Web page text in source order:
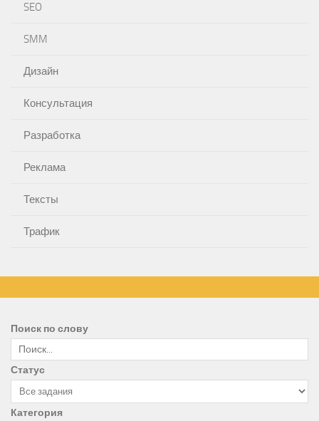
SEO
SMM
Дизайн
Консультация
Разработка
Реклама
Тексты
Трафик
Поиск по слову
Статус
Категория